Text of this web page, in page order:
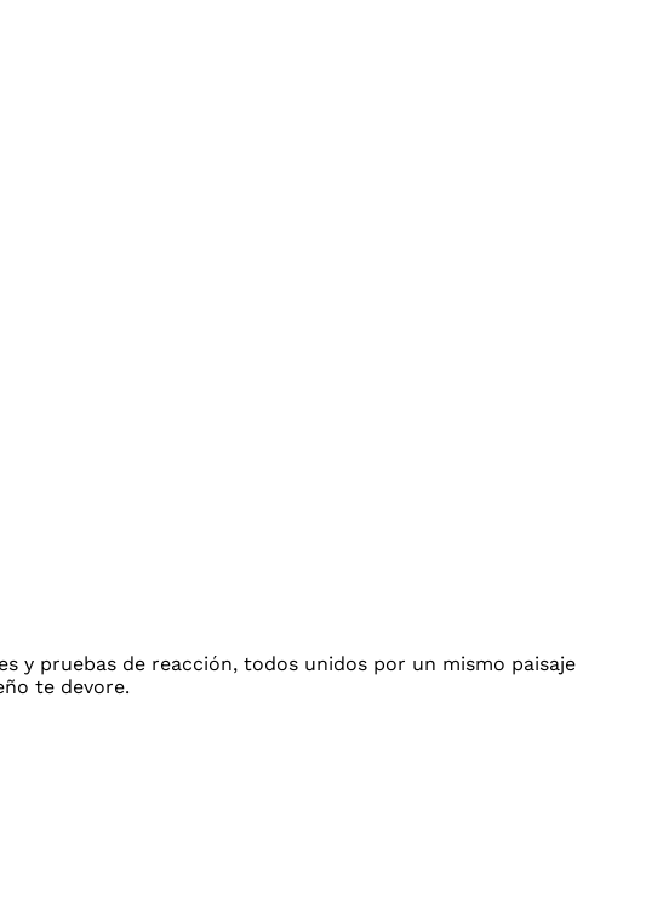
y pruebas de reacción, todos unidos por un mismo paisaje
te devore.